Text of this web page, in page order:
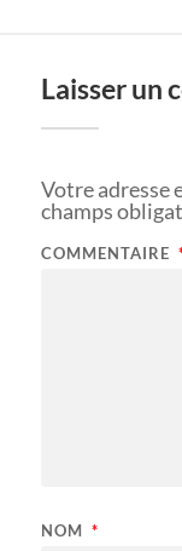
Laisser un
Votre adresse
champs
COMMENTAIRE
NOM *